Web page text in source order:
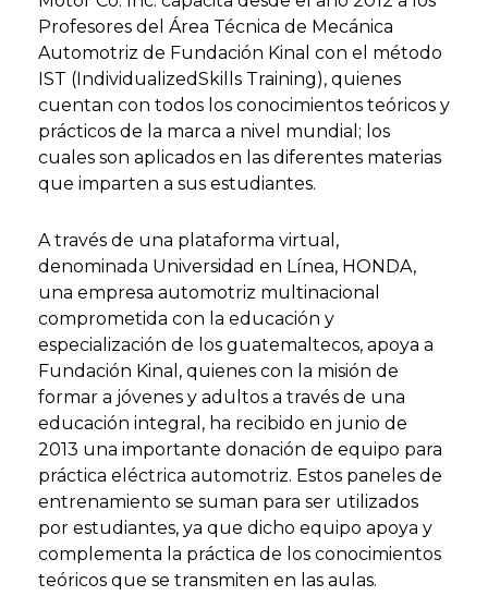
Profesores del Área Técnica de Mecánica
Automotriz de Fundación Kinal con el método
IST (IndividualizedSkills Training), quienes
cuentan con todos los conocimientos teóricos y
prácticos de la marca a nivel mundial; los
cuales son aplicados en las diferentes materias
que imparten a sus estudiantes.
A través de una plataforma virtual,
denominada Universidad en Línea, HONDA,
una empresa automotriz multinacional
comprometida con la educación y
especialización de los guatemaltecos, apoya a
Fundación Kinal, quienes con la misión de
formar a jóvenes y adultos a través de una
educación integral, ha recibido en junio de
2013 una importante donación de equipo para
práctica eléctrica automotriz. Estos paneles de
entrenamiento se suman para ser utilizados
por estudiantes, ya que dicho equipo apoya y
complementa la práctica de los conocimientos
teóricos que se transmiten en las aulas.